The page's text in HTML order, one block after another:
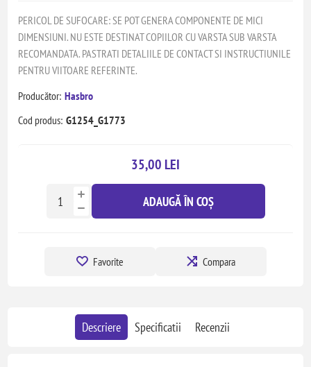
PERICOL DE SUFOCARE: SE POT GENERA COMPONENTE DE MICI
DIMENSIUNI. NU ESTE DESTINAT COPIILOR CU VARSTA SUB VARSTA
RECOMANDATA. PASTRATI DETALIILE DE CONTACT SI INSTRUCTIUNILE
PENTRU VIITOARE REFERINTE.
Producător: Hasbro
Cod produs: G1254_G1773
35,00 LEI
ADAUGĂ ÎN COȘ
Favorite Compara
Descriere Specificatii Recenzii